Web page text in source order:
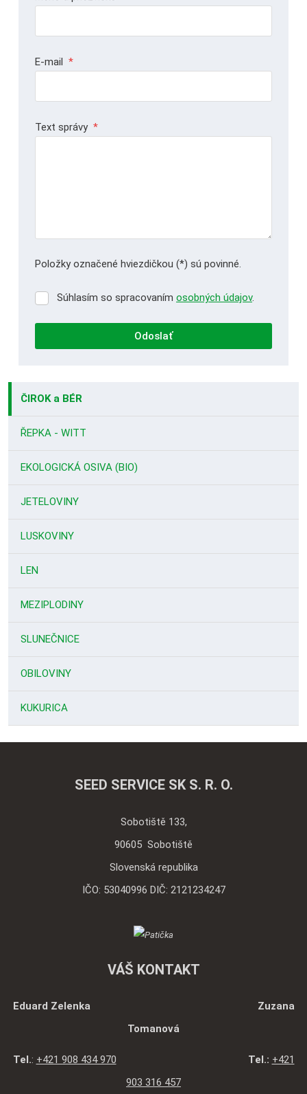
E-mail *
Text správy *
Položky označené hviezdičkou (*) sú povinné.
Súhlasím
spracovaním
Súhlasím so spracovaním osobných údajov.
Odoslať
nepodarilo
ČIROK a BÉR
ŘEPKA - WITT
EKOLOGICKÁ OSIVA (BIO)
JETELOVINY
LUSKOVINY
LEN
MEZIPLODINY
SLUNEČNICE
OBILOVINY
KUKURICA
SEED SERVICE SK S. R. O.
Sobotiště 133,
90605 Sobotiště
Slovenská republika
IČO: 53040996 DIČ: 2121234247
VÁŠ KONTAKT
Eduard Zelenka Zuzana
Tomanová
Tel.: +421 908 434 970 Tel.: +421
903 316 457